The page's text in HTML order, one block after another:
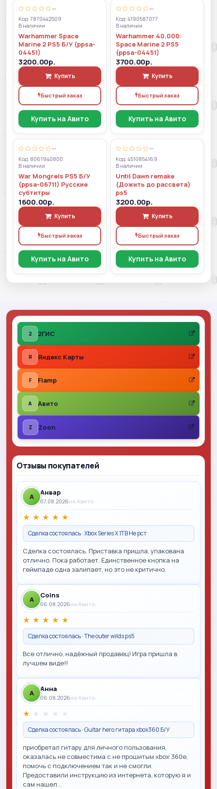
—
Код: 7870442509
В наличии
Warhammer Space
Marine 2 PS5 Б/У (ppsa-
04451)
3200.00р.
Купить
Быстрый заказ
Купить на Авито
—
Код: 4190587077
В наличии
Warhammer 40,000:
Space Marine 2 PS5
(ppsa-04451)
3700.00р.
Купить
Быстрый заказ
Купить на Авито
—
Код: 8061940800
В наличии
War Mongrels PS5 Б/У
(ppsa-06711) Русские
субтитры
1600.00р.
Купить
Быстрый заказ
Купить на Авито
—
Код: 4510854169
В наличии
Until Dawn remake
(Дожить до рассвета)
ps5
3200.00р.
Купить
Быстрый заказ
Купить на Авито
Отзывы покупателей
A Анвар
07.08.2026на Авито
★ ★ ★ ★ ★
Сделка состоялась · Xbox Series X 1TB Не рст
Сделка состоялась. Приставка пришла, упакована
отлично. Пока работает. Единственное кнопка на
геймпаде одна залипает, но это не критично.
A Coins
06.08.2026на Авито
★ ★ ★ ★ ★
Сделка состоялась · The outer wilds ps5
Все отлично, надёжный продавец! Игра пришла в
лучшем виде!!
A Анна
06.08.2026на Авито
★ ★ ★ ★ ★
Сделка состоялась · Guitar hero гитара xbox360 Б/У
приобретал гитару для личного пользования,
оказалась не совместима с не прошитым xbox 360e,
помочь с подключением так и не смогли.
Предоставили инструкцию из интернета, которую я и
сам нашел…
2 2ГИС
Я Яндекс Карты
F Flamp
A Авито
Z Zoon